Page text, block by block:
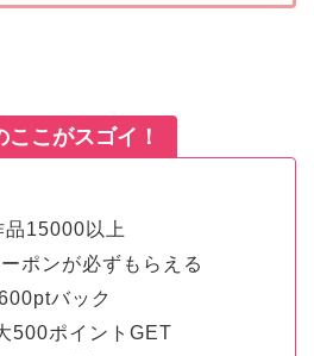
こがスゴイ！
品15000以上
ポンが必ずもらえる
バック
500ポイントGET